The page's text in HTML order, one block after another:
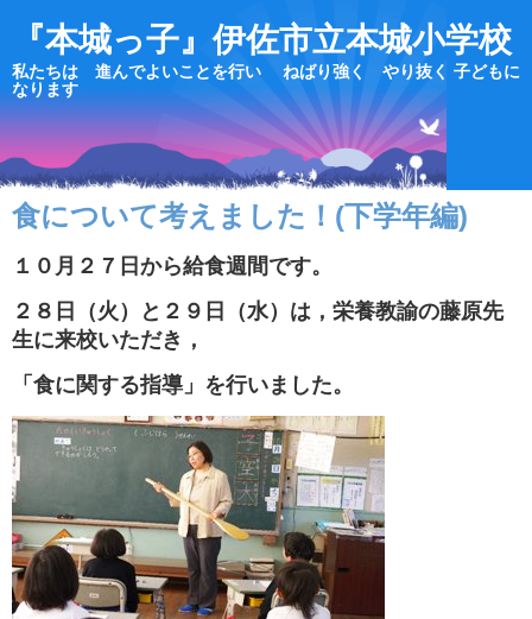
『本城っ子』伊佐市立本城小学校
私たちは 進んでよいことを行い ねばり強く やり抜く 子どもに
なります
食について考えました！(下学年編)
１０月２７日から給食週間です。
２８日（火）と２９日（水）は，栄養教諭の藤原先
生に来校いただき，
「食に関する指導」を行いました。